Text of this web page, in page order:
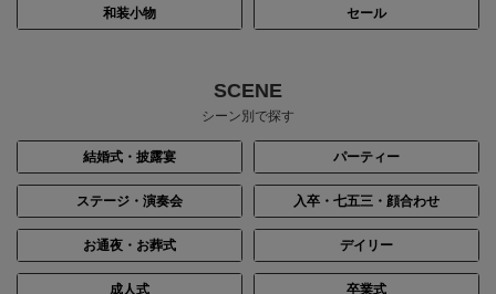
身長：154cm 身長：144cm
和装小物 セール
SCENE
シーン別で探す
結婚式・披露宴 パーティー
ステージ・演奏会 入卒・七五三・顔合わせ
お通夜・お葬式 デイリー
成人式 卒業式